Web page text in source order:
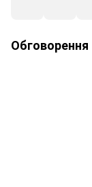
Обговорення